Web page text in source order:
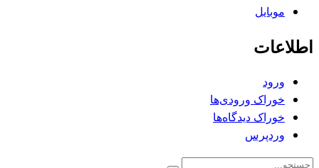
موبایل
اطلاعات
ورود
خوراک ورودی‌ها
خوراک دیدگاه‌ها
وردپرس